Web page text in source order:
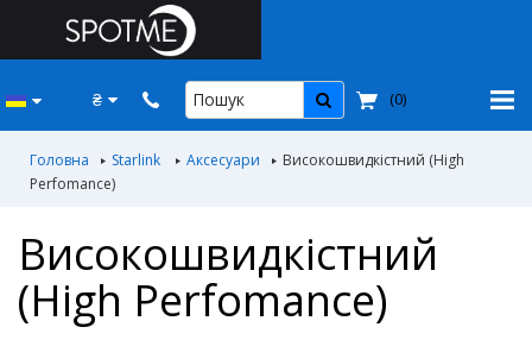
₴ (0)
Головна Starlink Аксесуари
Високошвидкiстний (High
Perfomance)
Високошвидкiстний
(High Perfomance)